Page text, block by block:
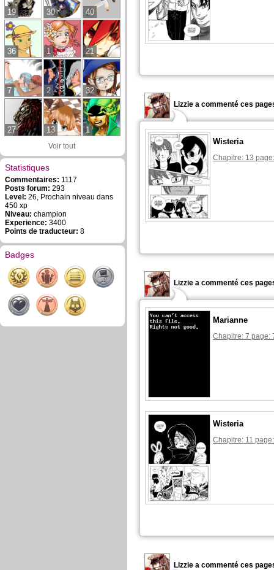
19 30 40
36 1 21
7 2 32
27 13 1
Voir tout
Statistiques
Commentaires: 1117
Posts forum: 293
Level: 26, Prochain niveau dans
450 xp
Niveau: champion
Experience: 3400
Points de traducteur: 8
Badges
Lizzie a commenté ces
Wisteria
Chapitre: 13
Lizzie a commenté ces
Marianne
Chapitre: 7 page:
Wisteria
Chapitre: 11
Lizzie a commenté ces